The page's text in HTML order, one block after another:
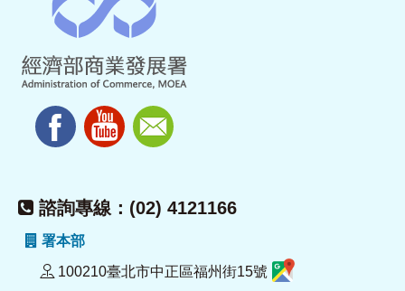
諮詢專線：(02) 4121166
署本部
100210臺北市中正區福州街15號